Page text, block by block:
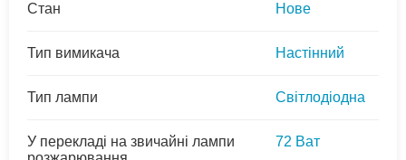
Стан Нове
Тип вимикача Настінний
Тип лампи Світлодіодна
У перекладі на звичайні лампи
72 Ват